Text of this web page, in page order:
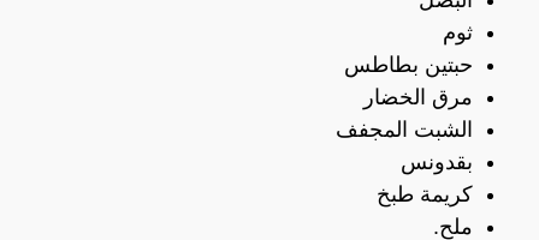
ثوم
حبتين بطاطس
مرق الخضار
الشبت المجفف
بقدونس
كريمة طبخ
ملح.